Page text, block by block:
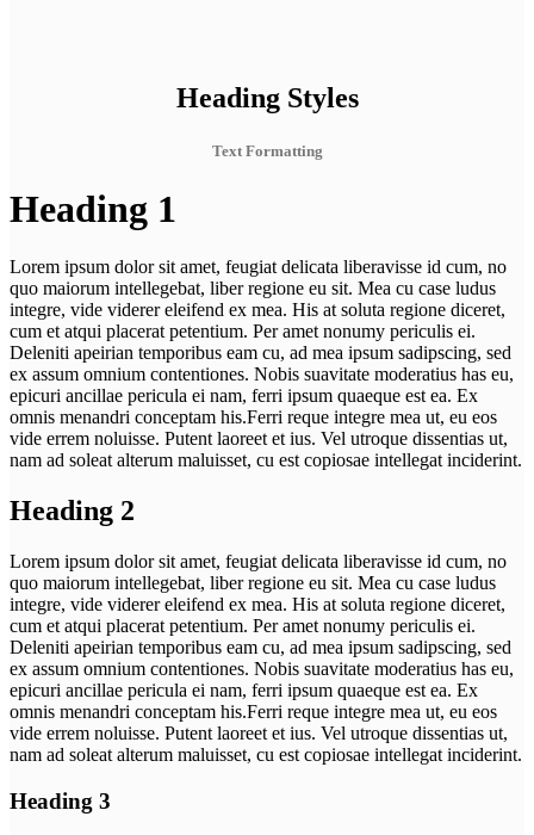
Heading Styles
Text Formatting
Heading 1
Lorem ipsum dolor sit amet, feugiat delicata liberavisse id cum, no
quo maiorum intellegebat, liber regione eu sit. Mea cu case ludus
integre, vide viderer eleifend ex mea. His at soluta regione diceret,
cum et atqui placerat petentium. Per amet nonumy periculis ei.
Deleniti apeirian temporibus eam cu, ad mea ipsum sadipscing, sed
ex assum omnium contentiones. Nobis suavitate moderatius has eu,
epicuri ancillae pericula ei nam, ferri ipsum quaeque est ea. Ex
omnis menandri conceptam his.Ferri reque integre mea ut, eu eos
vide errem noluisse. Putent laoreet et ius. Vel utroque dissentias ut,
nam ad soleat alterum maluisset, cu est copiosae intellegat inciderint.
Heading 2
Lorem ipsum dolor sit amet, feugiat delicata liberavisse id cum, no
quo maiorum intellegebat, liber regione eu sit. Mea cu case ludus
integre, vide viderer eleifend ex mea. His at soluta regione diceret,
cum et atqui placerat petentium. Per amet nonumy periculis ei.
Deleniti apeirian temporibus eam cu, ad mea ipsum sadipscing, sed
ex assum omnium contentiones. Nobis suavitate moderatius has eu,
epicuri ancillae pericula ei nam, ferri ipsum quaeque est ea. Ex
omnis menandri conceptam his.Ferri reque integre mea ut, eu eos
vide errem noluisse. Putent laoreet et ius. Vel utroque dissentias ut,
nam ad soleat alterum maluisset, cu est copiosae intellegat inciderint.
Heading 3